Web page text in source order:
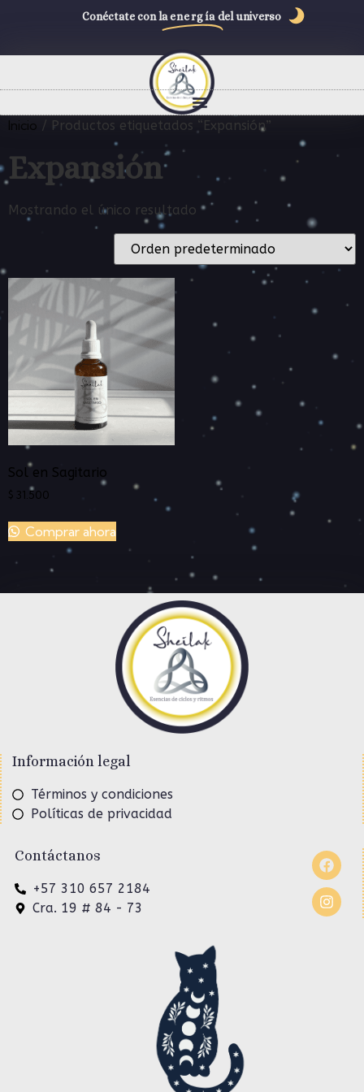
Conéctate con la energía del universo
Inicio / Productos etiquetados “Expansión”
Expansión
Mostrando el único resultado
Sol en Sagitario
$ 31.500
Comprar ahora
Información legal
Términos y condiciones
Políticas de privacidad
Contáctanos
+57 310 657 2184
Cra. 19 # 84 - 73